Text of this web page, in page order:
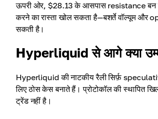
ऊपरी ओर, $28.13 के आसपास resistance बन
करने का रास्ता खोल सकता है—बशर्ते वॉल्यूम
सकती है।
Hyperliquid से आगे क्या
Hyperliquid की नाटकीय रैली सिर्फ़
लिए ठोस केस बनाते हैं। प्रोटोकॉल की स्थापित
ट्रेंड नहीं है।